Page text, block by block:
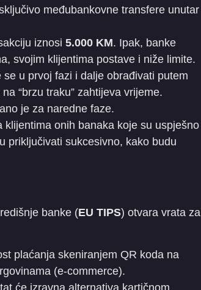
međubankovne transfere unutar
iznosi 5.000 KM. Ipak, banke
svojim klijentima postave i niže limite.
se u prvoj fazi i dalje obrađivati putem
“brzu traku” zahtijeva vrijeme.
je za naredne faze.
klijentima onih banaka koje su uspješno
priključivati sukcesivno, kako budu
banke (EU TIPS) otvara vrata za
plaćanja skeniranjem QR koda na
(e-commerce).
će izravna alternativa kartičnom